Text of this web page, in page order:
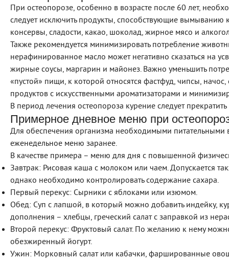
При остеопорозе, особенно в возрасте после 60 лет,
следует исключить продукты, способствующие вымыванию
консервы, сладости, какао, шоколад, жирное мясо и
Также рекомендуется минимизировать потребление
нерафинированное масло может негативно сказаться на
жирные соусы, маргарин и майонез. Важно уменьшить
«пустой» пищи, к которой относятся фастфуд, чипсы,
продуктов с искусственными ароматизаторами и
В период лечения остеопороза курение следует
Примерное дневное меню при
Для обеспечения организма необходимыми питательными
еженедельное меню заранее.
В качестве примера – меню для дня с повышенной
Завтрак: Рисовая каша с молоком или чаем. Допускается
однако необходимо контролировать содержание сахара.
Первый перекус: Сырники с яблоками или изюмом.
Обед: Суп с лапшой, в который можно добавить индейку,
дополнения – хлебцы, греческий салат с заправкой из
Второй перекус: Фруктовый салат. По желанию к нему
обезжиренный йогурт.
Ужин: Морковный салат или кабачки, фаршированные